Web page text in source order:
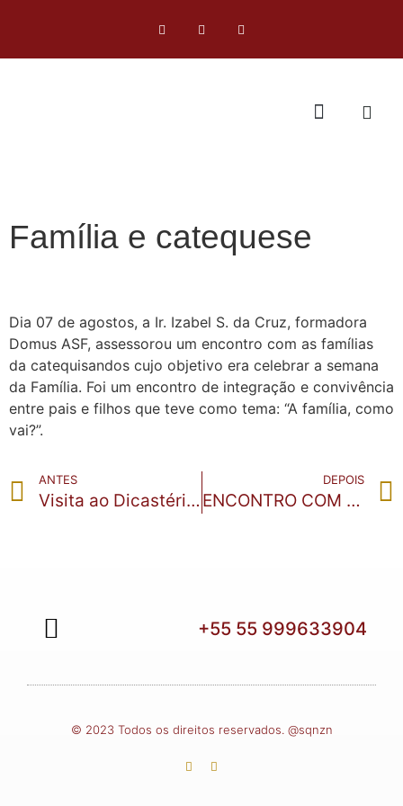
Família e catequese
Dia 07 de agostos, a Ir. Izabel S. da Cruz, formadora
Domus ASF, assessorou um encontro com as famílias
da catequisandos cujo objetivo era celebrar a semana
da Família. Foi um encontro de integração e convivência
entre pais e filhos que teve como tema: “A família, como
vai?”.
ANTES
Visita ao Dicastério para os Leigos, a Família e a Vida
DEPOIS
ENCONTRO COM O ASSESSOR REGIONAL
+55 55 999633904
© 2023 Todos os direitos reservados. @sqnzn